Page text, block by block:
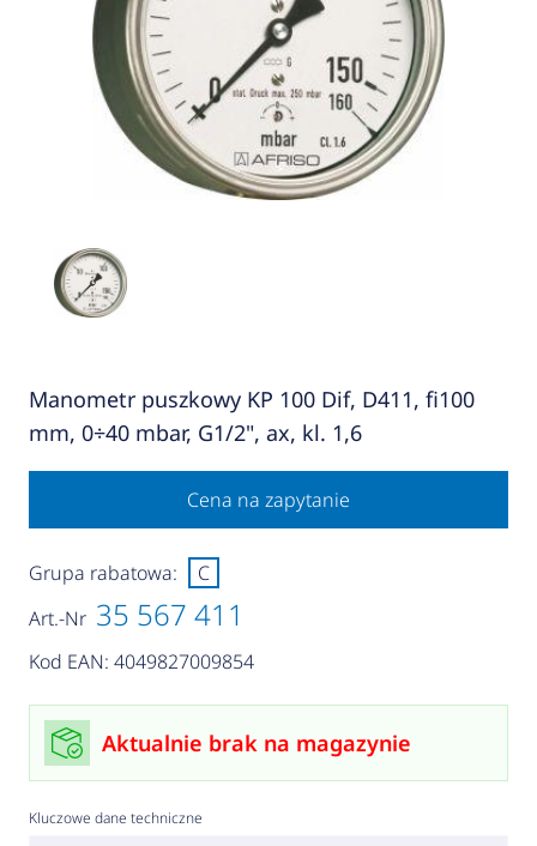
Manometr puszkowy KP 100 Dif, D411, fi100
mm, 0÷40 mbar, G1/2", ax, kl. 1,6
Cena na zapytanie
Art.-Nr 35 567 411
Kod EAN: 4049827009854
Grupa rabatowa: C
Aktualnie brak na magazynie
Kluczowe dane techniczne